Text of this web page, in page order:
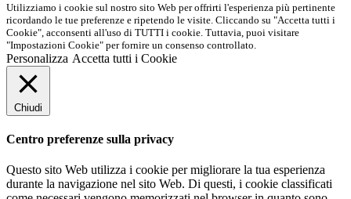
Utilizziamo i cookie sul nostro sito Web per offrirti l'esperienza più pertinente
ricordando le tue preferenze e ripetendo le visite. Cliccando su "Accetta tutti i
Cookie", acconsenti all'uso di TUTTI i cookie. Tuttavia, puoi visitare
"Impostazioni Cookie" per fornire un consenso controllato.
Personalizza Accetta tutti i Cookie
Chiudi
Centro preferenze sulla privacy
Questo sito Web utilizza i cookie per migliorare la tua esperienza
durante la navigazione nel sito Web. Di questi, i cookie classificati